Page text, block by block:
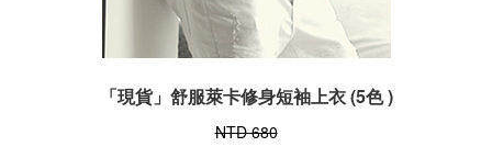
「現貨」舒服萊卡修身短袖上衣 (5色 )
NTD 680